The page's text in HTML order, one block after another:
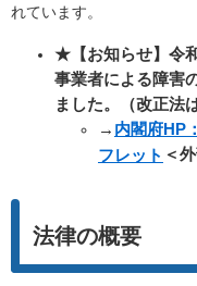
れています。
★【お知らせ】令
事業者による障害
ました。（改正法
​→ 内閣府HP
フレット ＜
法律の概要